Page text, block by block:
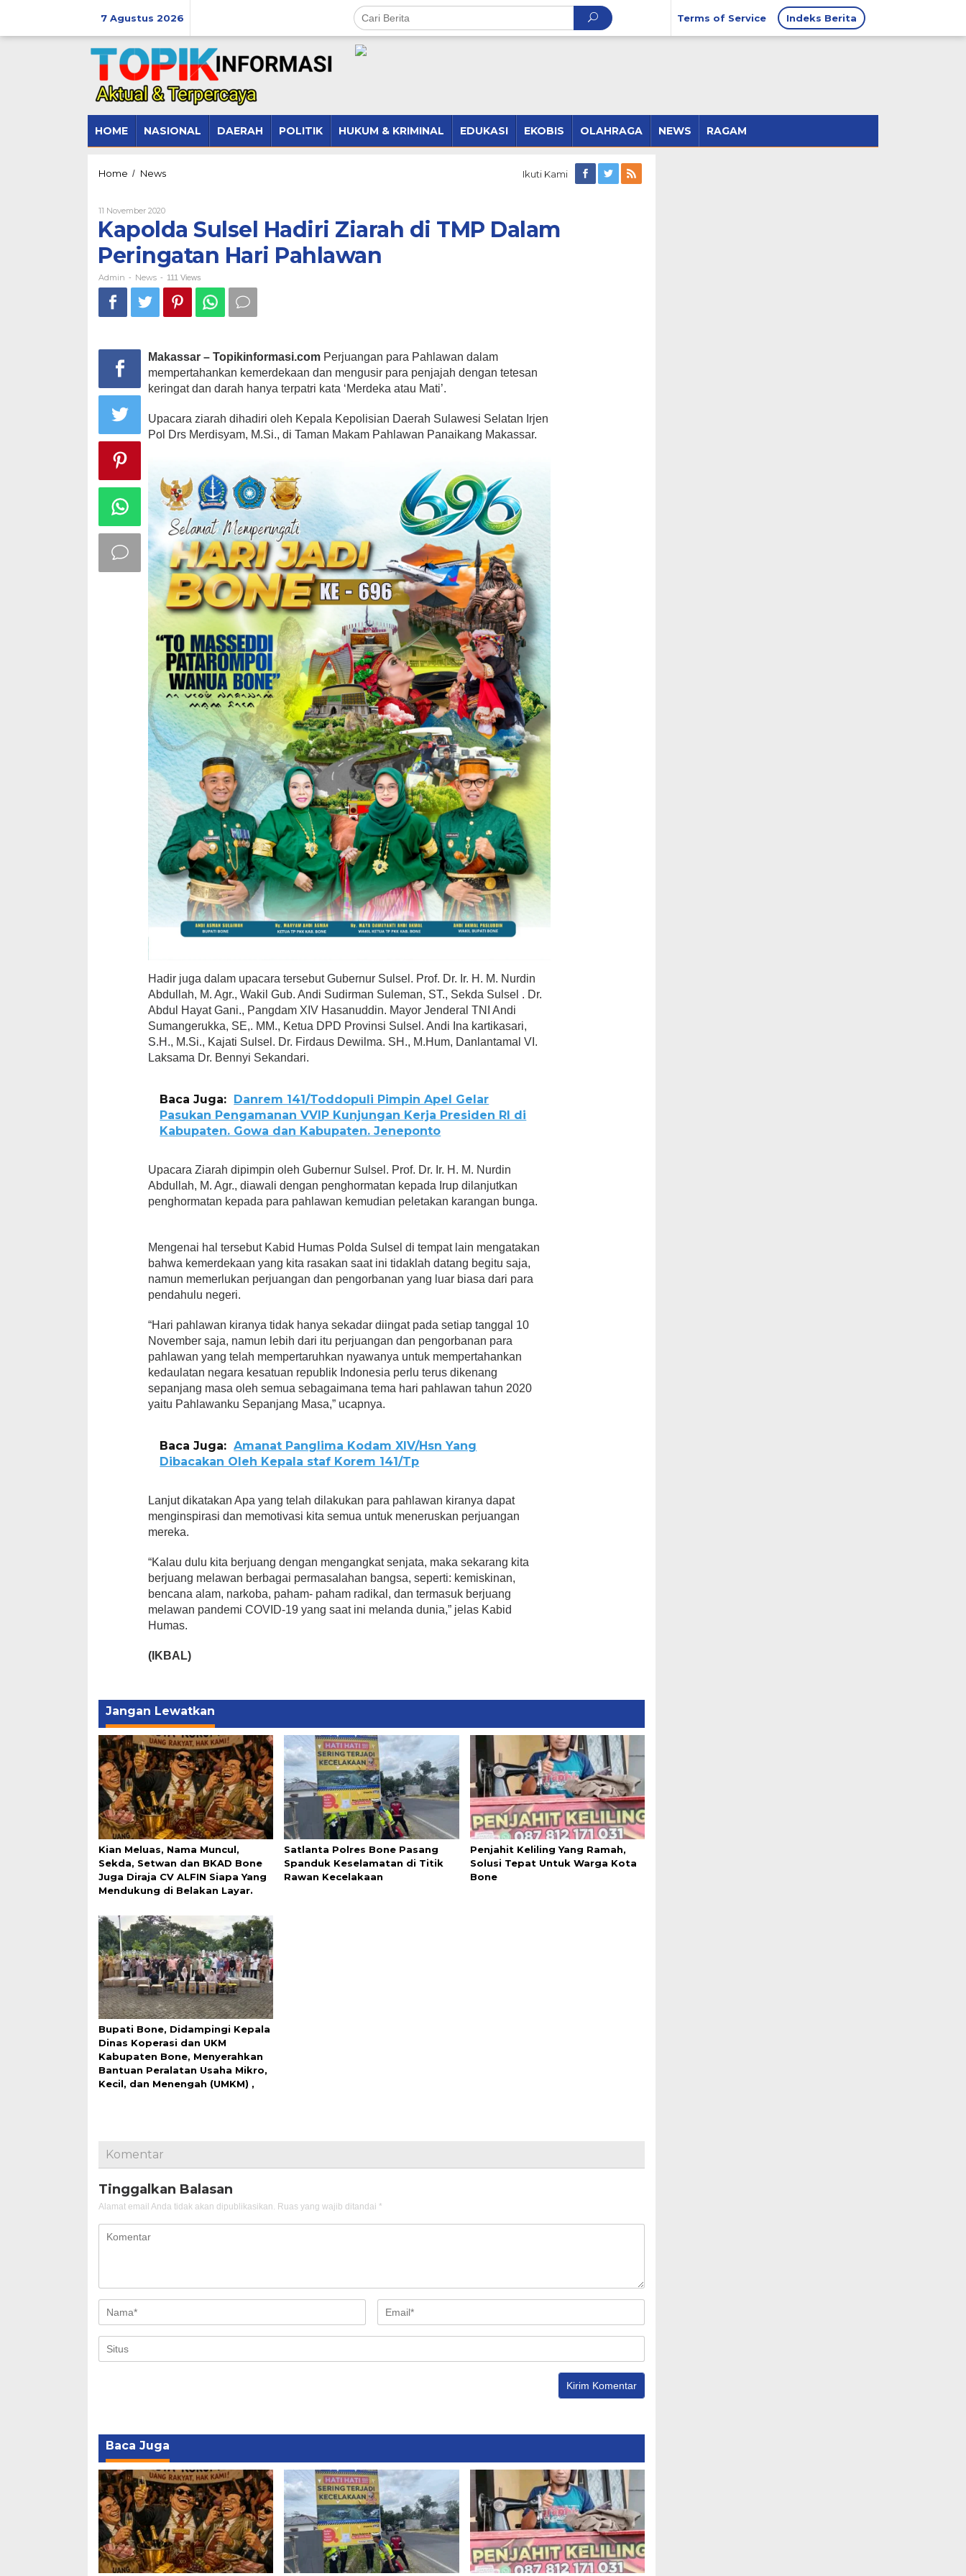
7 Agustus 2026 Terms of Service Indeks Berita
HOME NASIONAL DAERAH POLITIK HUKUM & KRIMINAL EDUKASI EKOBIS OLAHRAGA NEWS RAGAM
Home / NewsKapolda
di
TMP
Dalam
Peringatan
Hari
Pahlawan
Ikuti Kami
11 November 2020Oleh
Admin
Kapolda Sulsel Hadiri Ziarah di TMP Dalam
Peringatan Hari Pahlawan
Admin - News - 111 Views
Makassar – Topikinformasi.com Perjuangan para Pahlawan dalam
mempertahankan kemerdekaan dan mengusir para penjajah dengan tetesan
keringat dan darah hanya terpatri kata ‘Merdeka atau Mati’.
Upacara ziarah dihadiri oleh Kepala Kepolisian Daerah Sulawesi Selatan Irjen
Pol Drs Merdisyam, M.Si., di Taman Makam Pahlawan Panaikang Makassar.
Hadir juga dalam upacara tersebut Gubernur Sulsel. Prof. Dr. Ir. H. M. Nurdin
Abdullah, M. Agr., Wakil Gub. Andi Sudirman Suleman, ST., Sekda Sulsel . Dr.
Abdul Hayat Gani., Pangdam XIV Hasanuddin. Mayor Jenderal TNI Andi
Sumangerukka, SE,. MM., Ketua DPD Provinsi Sulsel. Andi Ina kartikasari,
S.H., M.Si., Kajati Sulsel. Dr. Firdaus Dewilma. SH., M.Hum, Danlantamal VI.
Laksama Dr. Bennyi Sekandari.
Baca Juga:
Danrem 141/Toddopuli Pimpin Apel Gelar
Pasukan Pengamanan VVIP Kunjungan Kerja Presiden RI di
Kabupaten. Gowa dan Kabupaten. Jeneponto
Upacara Ziarah dipimpin oleh Gubernur Sulsel. Prof. Dr. Ir. H. M. Nurdin
Abdullah, M. Agr., diawali dengan penghormatan kepada Irup dilanjutkan
penghormatan kepada para pahlawan kemudian peletakan karangan bunga.
Mengenai hal tersebut Kabid Humas Polda Sulsel di tempat lain mengatakan
bahwa kemerdekaan yang kita rasakan saat ini tidaklah datang begitu saja,
namun memerlukan perjuangan dan pengorbanan yang luar biasa dari para
pendahulu negeri.
“Hari pahlawan kiranya tidak hanya sekadar diingat pada setiap tanggal 10
November saja, namun lebih dari itu perjuangan dan pengorbanan para
pahlawan yang telah mempertaruhkan nyawanya untuk mempertahankan
kedaulatan negara kesatuan republik Indonesia perlu terus dikenang
sepanjang masa oleh semua sebagaimana tema hari pahlawan tahun 2020
yaitu Pahlawanku Sepanjang Masa,” ucapnya.
Baca Juga: Amanat Panglima Kodam XIV/Hsn Yang
Dibacakan Oleh Kepala staf Korem 141/Tp
Lanjut dikatakan Apa yang telah dilakukan para pahlawan kiranya dapat
menginspirasi dan memotivasi kita semua untuk meneruskan perjuangan
mereka.
“Kalau dulu kita berjuang dengan mengangkat senjata, maka sekarang kita
berjuang melawan berbagai permasalahan bangsa, seperti: kemiskinan,
bencana alam, narkoba, paham- paham radikal, dan termasuk berjuang
melawan pandemi COVID-19 yang saat ini melanda dunia,” jelas Kabid
Humas.
(IKBAL)
Jangan Lewatkan
Kian Meluas, Nama Muncul,
Sekda, Setwan dan BKAD Bone
Juga Diraja CV ALFIN Siapa Yang
Mendukung di Belakan Layar.
Satlanta Polres Bone Pasang
Spanduk Keselamatan di Titik
Rawan Kecelakaan
Penjahit Keliling Yang Ramah,
Solusi Tepat Untuk Warga Kota
Bone
Bupati Bone, Didampingi Kepala
Dinas Koperasi dan UKM
Kabupaten Bone, Menyerahkan
Bantuan Peralatan Usaha Mikro,
Kecil, dan Menengah (UMKM) ,
Komentar
Tinggalkan Balasan
Alamat email Anda tidak akan dipublikasikan. Ruas yang wajib ditandai *
Baca Juga